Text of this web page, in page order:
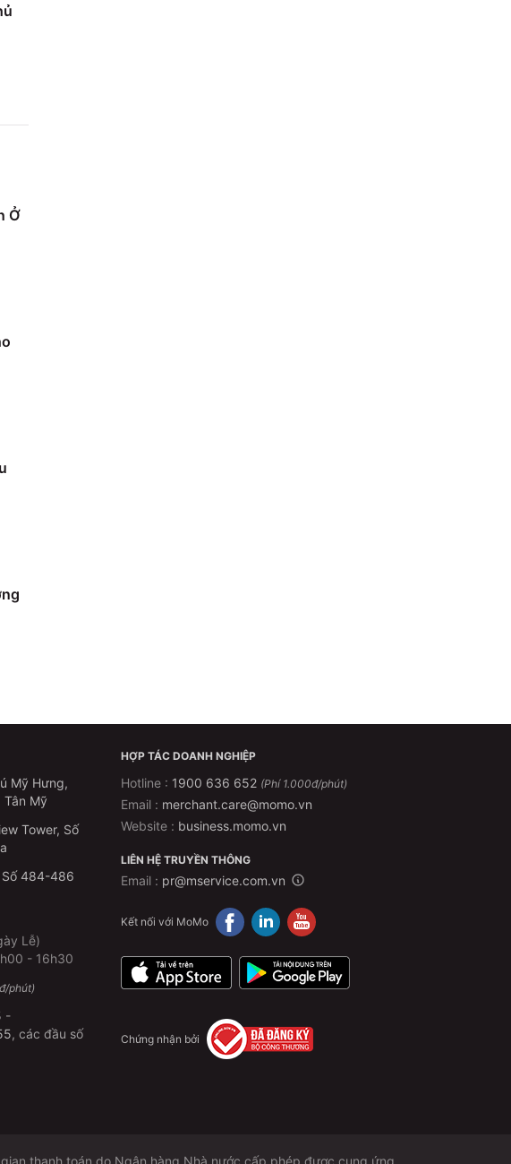
Ở
Mỹ Hưng,
Tân Mỹ
Tower, Số
Số 484-486
Lễ)
- 16h30
phút)
-
, các đầu số
HỢP TÁC DOANH NGHIỆP
Hotline : 1900 636 652 (Phí 1.000đ/phút)
Email : merchant.care@momo.vn
Website : business.momo.vn
LIÊN HỆ TRUYỀN THÔNG
Email : pr@mservice.com.vn
Kết nối với MoMo
Chứng nhận bởi